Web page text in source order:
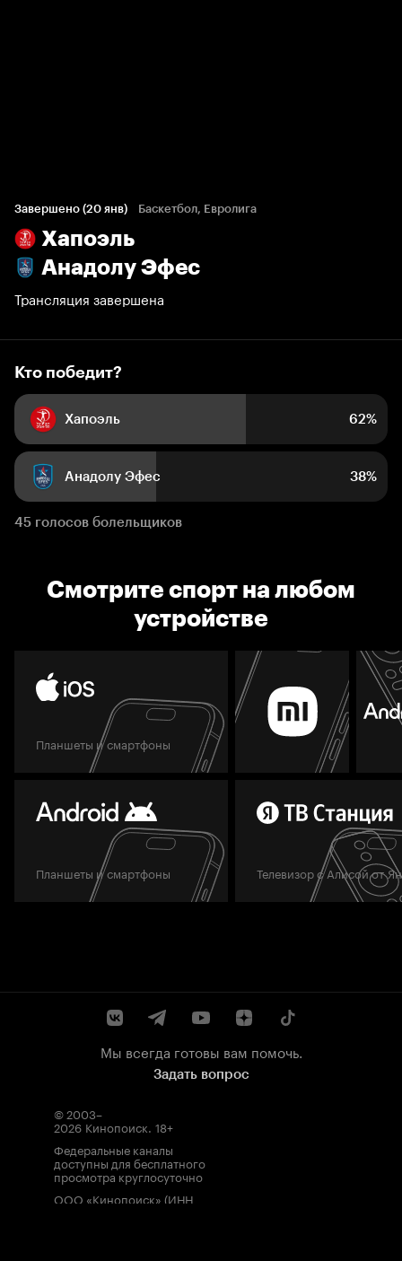
Завершено (20 янв) Баскетбол, Евролига
Хапоэль
Анадолу Эфес
Трансляция завершена
62%
Кто победит?
Хапоэль 62%
Анадолу Эфес 38%
45 голосов болельщиков
Смотрите спорт на любом
устройстве
Планшеты и смартфоны
Планшеты и смартфоны Телевизор с Алисой от
Мы всегда готовы вам помочь.
Задать вопрос
© 2003–
2026 Кинопоиск 18+
Федеральные каналы
доступны для бесплатного
просмотра круглосуточно
ООО «Кинопоиск» (ИНН